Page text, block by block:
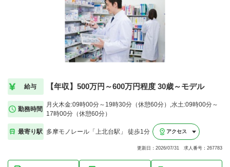
給与 【年収】500万円～600万円程度 30歳～モデル
勤務時間
月火木金:09時00分～19時30分（休憩60分）,水土:09時00分～
17時00分（休憩60分）
最寄り駅 多摩モノレール「上北台駅」 徒歩1分 アクセス
更新日：2026/07/31 求人番号：267783